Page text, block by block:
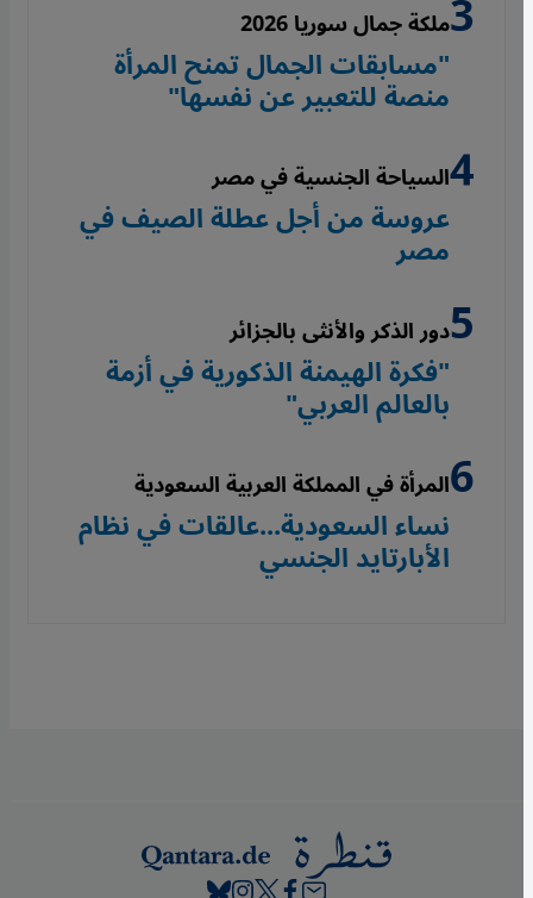
ملكة جمال سوريا 2026
"مسابقات الجمال تمنح المرأة
منصة للتعبير عن نفسها"
السياحة الجنسية في مصر
عروسة من أجل عطلة الصيف في
مصر
دور الذكر والأنثى بالجزائر
"فكرة الهيمنة الذكورية في أزمة
بالعالم العربي"
المرأة في المملكة العربية السعودية
نساء السعودية...عالقات في نظام
الأبارتايد الجنسي